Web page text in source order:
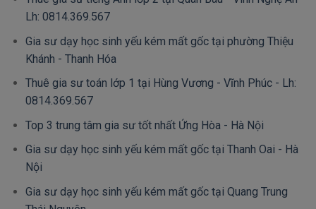
Lh: 0814.369.567
Gia sư dạy học sinh yếu kém mất gốc tại phường Thiệu
Khánh - Thanh Hóa
Thuê gia sư toán lớp 1 tại Hùng Vương - Vĩnh Phúc - Lh:
0814.369.567
Top 3 trung tâm gia sư tốt nhất Ứng Hòa - Hà Nội
Gia sư dạy học sinh yếu kém mất gốc tại Thanh Oai - Hà
Nội
Gia sư dạy học sinh yếu kém mất gốc tại Quang Trung